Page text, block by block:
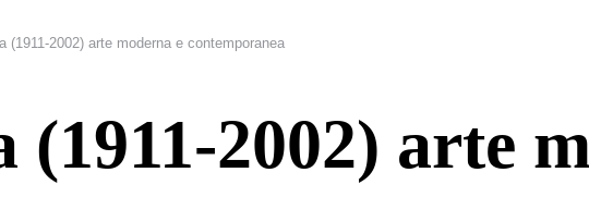
(1911-2002) arte moderna e contemporanea
2002) arte